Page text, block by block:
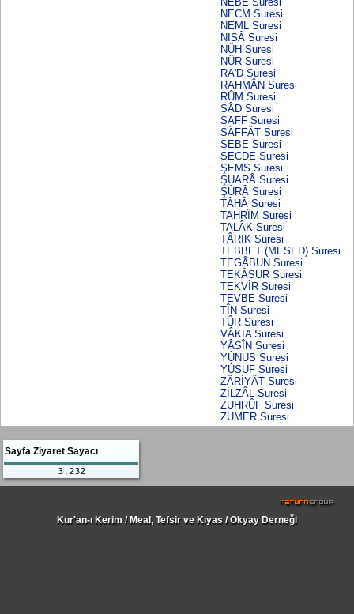
NECM Suresi
NEML Suresi
NİSÂ Suresi
NÛH Suresi
NÛR Suresi
RA'D Suresi
RAHMÂN Suresi
RÛM Suresi
SÂD Suresi
SAFF Suresi
SÂFFÂT Suresi
SEBE Suresi
SECDE Suresi
ŞEMS Suresi
ŞUARÂ Suresi
ŞÛRÂ Suresi
TÂHÂ Suresi
TAHRÎM Suresi
TALÂK Suresi
TÂRIK Suresi
TEBBET (MESED) Suresi
TEGÂBUN Suresi
TEKÂSUR Suresi
TEKVÎR Suresi
TEVBE Suresi
TÎN Suresi
TÛR Suresi
VÂKIA Suresi
YÂSÎN Suresi
YÛNUS Suresi
YÛSUF Suresi
ZÂRİYÂT Suresi
ZİLZÂL Suresi
ZUHRÛF Suresi
ZUMER Suresi
Sayfa Ziyaret Sayacı
3.232
Kur'an-ı Kerim / Meal, Tefsir ve Kıyas / Okyay Derneği